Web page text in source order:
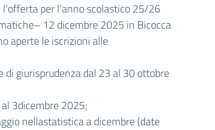
per l’anno scolastico 25/26
12 dicembre 2025 in Bicocca
aperte le iscrizioni alle
di giurisprudenza dal 23 al 30 ottobre
3dicembre 2025;
nellastatistica a dicembre (date